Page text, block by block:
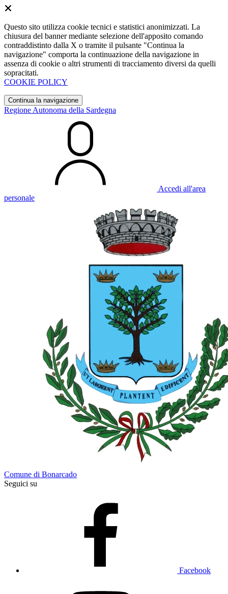
Questo sito utilizza cookie tecnici e statistici anonimizzati. La
chiusura del banner mediante selezione dell'apposito comando
contraddistinto dalla X o tramite il pulsante "Continua la
navigazione" comporta la continuazione della navigazione in
assenza di cookie o altri strumenti di tracciamento diversi da quelli
sopracitati.
COOKIE POLICY
Continua la navigazione
Regione Autonoma della Sardegna
Accedi all'area
personale
Comune di Bonarcado
Seguici su
Facebook